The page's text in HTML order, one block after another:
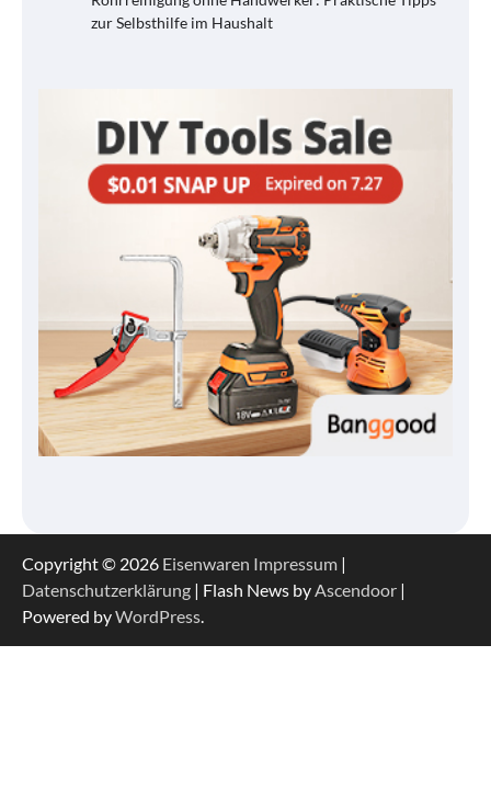
zur Selbsthilfe im Haushalt
Copyright © 2026 Eisenwaren Impressum |
Datenschutzerklärung | Flash News byAscendoor |
Powered byWordPress.